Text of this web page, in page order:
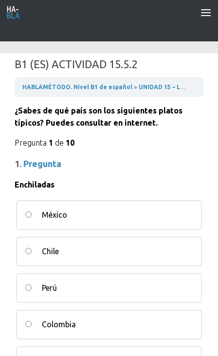
Saltar al contenido
B1 (ES) ACTIVIDAD 15.5.2
HABLAMÉTODO. Nivel B1 de español UNIDAD 15 – LOS ALIMENTOS
¿Sabes de qué país son los siguientes platos
típicos? Puedes consultar en internet.
Pregunta 1 de 10
1. Pregunta
Enchiladas
México
Chile
Perú
Colombia